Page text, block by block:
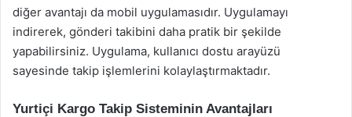
diğer avantajı da mobil uygulamasıdır. Uygulamayı
indirerek, gönderi takibini daha pratik bir şekilde
yapabilirsiniz. Uygulama, kullanıcı dostu arayüzü
sayesinde takip işlemlerini kolaylaştırmaktadır.
Yurtiçi Kargo Takip Sisteminin Avantajları